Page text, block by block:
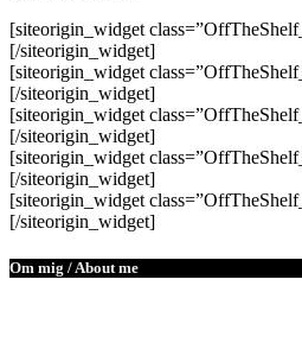
[siteorigin_widget
[/siteorigin_widget]
[siteorigin_widget
[/siteorigin_widget]
[siteorigin_widget
[/siteorigin_widget]
[siteorigin_widget
[/siteorigin_widget]
[siteorigin_widget
[/siteorigin_widget]
Om mig / About me